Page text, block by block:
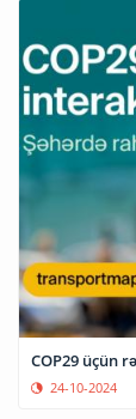
COP29 üçün
24-10-2024